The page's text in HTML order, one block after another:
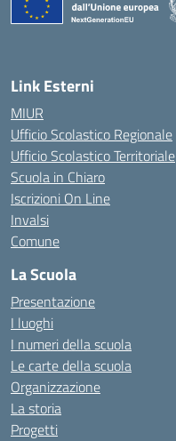
Link Esterni
MIUR
Ufficio Scolastico Regionale
Ufficio Scolastico Territoriale
Scuola in Chiaro
Iscrizioni On Line
Invalsi
Comune
La Scuola
Presentazione
I luoghi
I numeri della scuola
Le carte della scuola
Organizzazione
La storia
Progetti